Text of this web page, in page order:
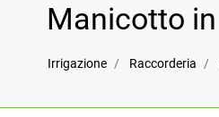
Manicotto
Irrigazione Raccorderia